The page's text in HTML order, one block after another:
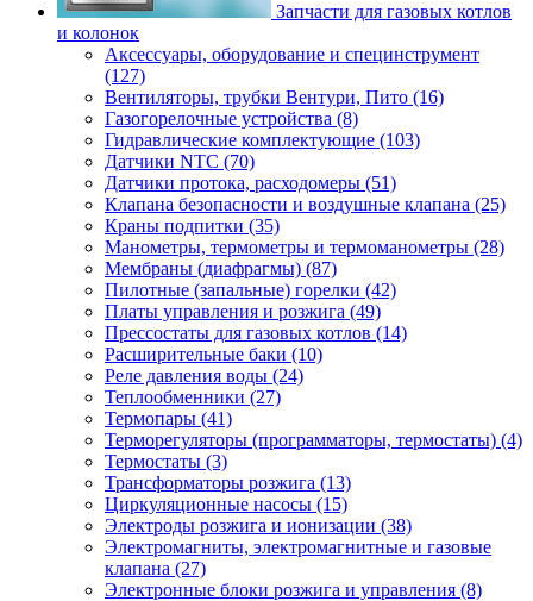
Запчасти для газовых котлов
и колонок
Аксессуары, оборудование и специнструмент
(127)
Вентиляторы, трубки Вентури, Пито (16)
Газогорелочные устройства (8)
Гидравлические комплектующие (103)
Датчики NTC (70)
Датчики протока, расходомеры (51)
Клапана безопасности и воздушные клапана (25)
Краны подпитки (35)
Манометры, термометры и термоманометры (28)
Мембраны (диафрагмы) (87)
Пилотные (запальные) горелки (42)
Платы управления и розжига (49)
Прессостаты для газовых котлов (14)
Расширительные баки (10)
Реле давления воды (24)
Теплообменники (27)
Термопары (41)
Терморегуляторы (программаторы, термостаты) (4)
Термостаты (3)
Трансформаторы розжига (13)
Циркуляционные насосы (15)
Электроды розжига и ионизации (38)
Электромагниты, электромагнитные и газовые
клапана (27)
Электронные блоки розжига и управления (8)